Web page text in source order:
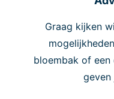
Graag kijken
bloembak of
geven